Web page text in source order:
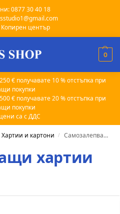
0877 30 40 18
Копирен център
0
€ получавате 10 % отстъпка при
покупки
€ получавате 20 % отстъпка при
покупки
са с ДДС
Хартии и картони / Самозалепващи хартии
хартии